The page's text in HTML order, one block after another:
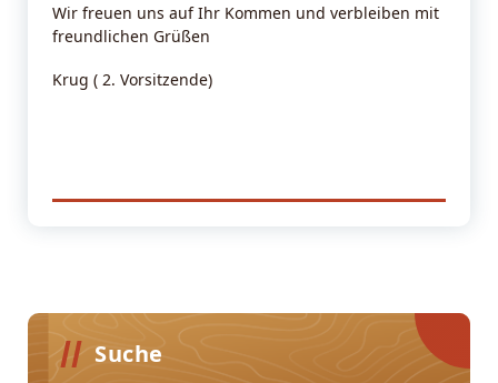
Wir freuen uns auf Ihr Kommen und verbleiben mit
freundlichen Grüßen
Krug ( 2. Vorsitzende)
Suche